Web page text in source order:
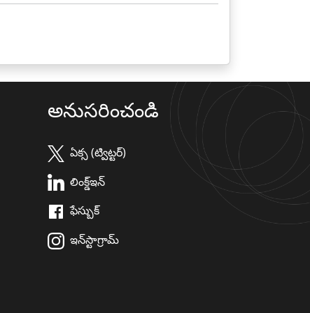
అనుసరించండి
ఏక్స (ట్విట్టర్)
లింక్డ్ఇన్
ఫేస్బుక్
ఇన్‌స్టాగ్రామ్